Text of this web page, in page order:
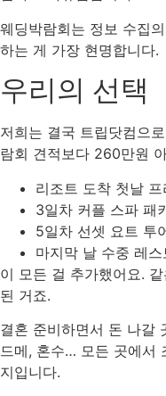
웨딩박람회는 정보 수집
하는 게 가장 현명합니다.
우리의 선택
저희는 결국 트립닷컴으
람회 견적보다 260만원
리조트 도착 첫날
3일차 커플 스파 패
5일차 선셋 요트 투
마지막 날 수중 레스
이 모든 걸 추가했어요.
된 거죠.
결혼 준비하면서 돈 나갈
드메, 혼수… 모든 곳에서
지입니다.